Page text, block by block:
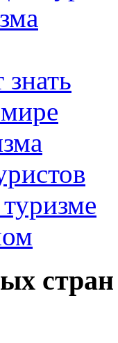
стран